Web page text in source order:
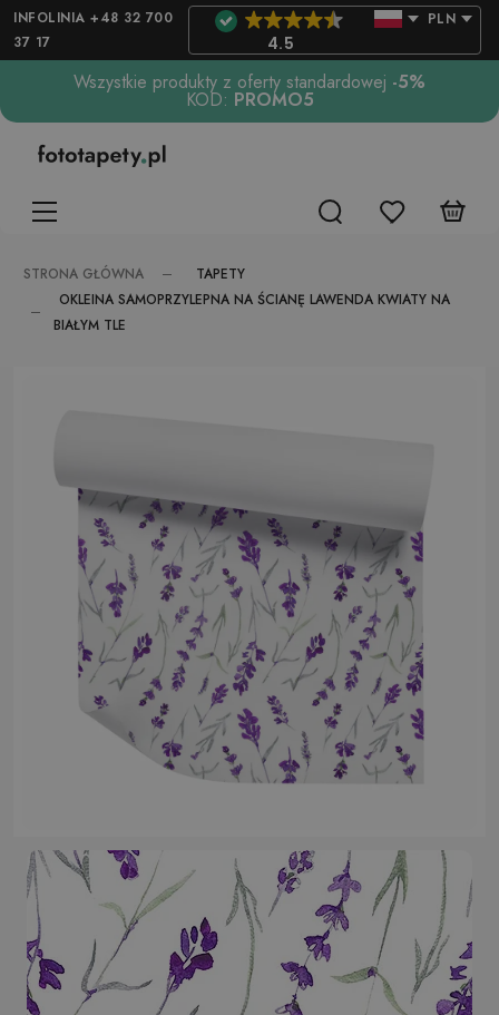
INFOLINIA +48 32 700
37 17
4.5
PLN
Wszystkie produkty z oferty standardowej -5%
KOD: PROMO5
STRONA GŁÓWNA
TAPETY
OKLEINA SAMOPRZYLEPNA NA ŚCIANĘ LAWENDA KWIATY NA
BIAŁYM TLE